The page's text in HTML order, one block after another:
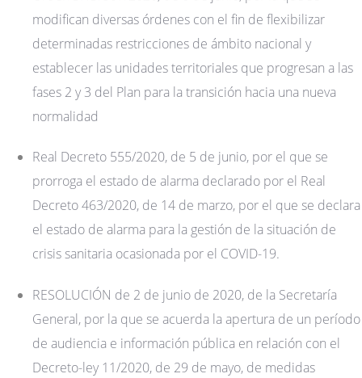
modifican diversas órdenes con el fin de flexibilizar
determinadas restricciones de ámbito nacional y
establecer las unidades territoriales que progresan a las
fases 2 y 3 del Plan para la transición hacia una nueva
normalidad
Real Decreto 555/2020, de 5 de junio, por el que se
prorroga el estado de alarma declarado por el Real
Decreto 463/2020, de 14 de marzo, por el que se declara
el estado de alarma para la gestión de la situación de
crisis sanitaria ocasionada por el COVID-19.
RESOLUCIÓN de 2 de junio de 2020, de la Secretaría
General, por la que se acuerda la apertura de un período
de audiencia e información pública en relación con el
Decreto-ley 11/2020, de 29 de mayo, de medidas